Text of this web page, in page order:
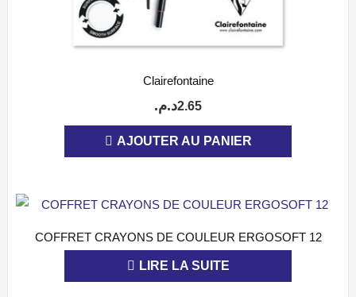
Clairefontaine
Le
prix
3.79د.م..
2.65د.م.
prix
2.65د.م..
AJOUTER AU PANIER
APERÇU
COFFRET CRAYONS DE COULEUR ERGOSOFT 12
LIRE LA SUITE